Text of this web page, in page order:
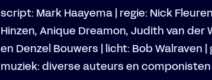
script: Mark Haayema | regie: Nick
Hinzen, Anique Dreamon, Judith van der
en Denzel Bouwers | licht: Bob Walraven
muziek: diverse auteurs en componisten